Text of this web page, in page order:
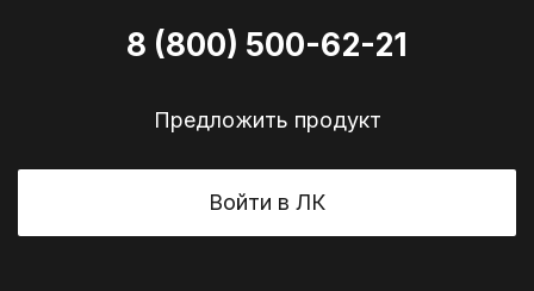
8 (800) 500-62-21
Предложить продукт
Войти в ЛК